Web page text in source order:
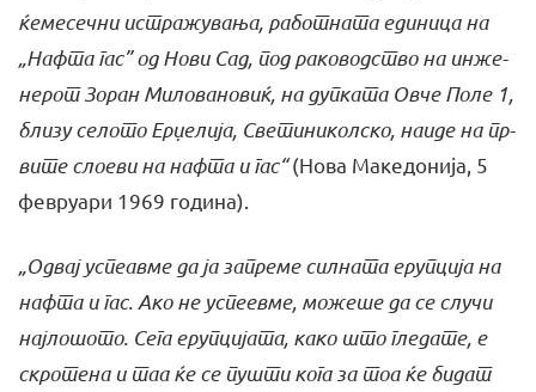
ќе­ме­сеч­ни истра­жу­ва­ња, ра­бот­на­та еди­ни­ца на
„На­фта гас” од Но­ви Сад, под ра­ко­водс­тво на ин­же­
не­рот Зо­ран Ми­ло­ва­но­виќ, на дуп­ка­та Ов­че По­ле 1,
бли­зу се­ло­то Ер­џе­ли­ја, Све­ти­ни­кол­ско, на­и­де на пр­
ви­те сло­е­ви на на­фта и гас“(Но­ва Ма­ке­до­ни­ја, 5
фе­вру­а­ри 1969 го­ди­на).
„Од­вај ус­пе­ав­ме да ја за­пре­ме сил­на­та еруп­ци­ја на
на­фта и гас. Ако не ус­пе­ев­ме, мо­же­ше да се слу­чи
нај­ло­шо­то. Се­га еруп­ци­ја­та, ка­ко што гле­да­те, е
скро­те­на и таа ќе се пу­шти ко­га за тоа ќе би­дат